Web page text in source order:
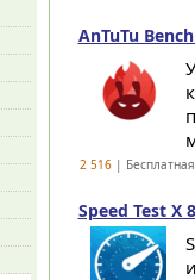
AnTuTu
2 516|
Speed Test X